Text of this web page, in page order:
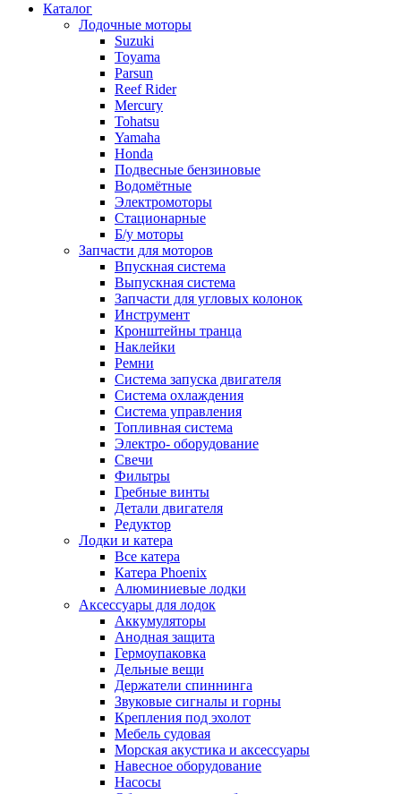
Каталог
Лодочные моторы
Suzuki
Toyama
Parsun
Reef Rider
Mercury
Tohatsu
Yamaha
Honda
Подвесные бензиновые
Водомётные
Электромоторы
Стационарные
Б/у моторы
Запчасти для моторов
Впускная система
Выпускная система
Запчасти для угловых колонок
Инструмент
Кронштейны транца
Наклейки
Ремни
Система запуска двигателя
Система охлаждения
Система управления
Топливная система
Электро- оборудование
Свечи
Фильтры
Гребные винты
Детали двигателя
Редуктор
Лодки и катера
Все катера
Катера Phoenix
Алюминиевые лодки
Аксессуары для лодок
Аккумуляторы
Анодная защита
Гермоупаковка
Дельные вещи
Держатели спиннинга
Звуковые сигналы и горны
Крепления под эхолот
Мебель судовая
Морская акустика и аксессуары
Навесное оборудование
Насосы